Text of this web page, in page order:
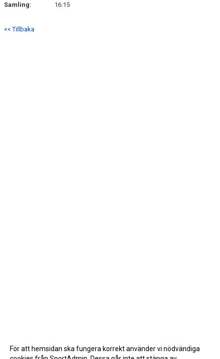
Samling:
16:15
<< Tillbaka
För att hemsidan ska fungera korrekt använder vi nödvändiga